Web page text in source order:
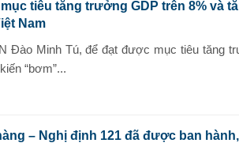
tiêu tăng trưởng GDP trên 8% và
Nam
Đào Minh Tú, để đạt được mục tiêu tăng
“bơm”...
– Nghị định 121 đã được ban